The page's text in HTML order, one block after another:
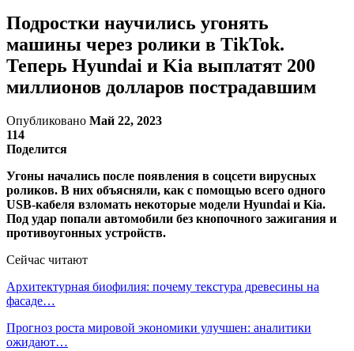
Подростки научились угонять
машины через ролики в TikTok.
Теперь Hyundai и Kia выплатят 200
миллионов долларов пострадавшим
Опубликовано Май 22, 2023
114
Поделится
Угоны начались после появления в соцсети вирусных
роликов. В них объясняли, как с помощью всего одного
USB-кабеля взломать некоторые модели Hyundai и Kia.
Под удар попали автомобили без кнопочного зажигания и
противоугонных устройств.
Сейчас читают
Архитектурная биофилия: почему текстура древесины на
фасаде…
Прогноз роста мировой экономики улучшен: аналитики
ожидают…